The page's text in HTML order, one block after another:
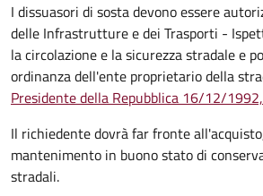
I dissuasori di sosta devono essere
delle Infrastrutture e dei Trasporti -
la circolazione e la sicurezza stradale e
ordinanza dell'ente proprietario della
Presidente della Repubblica 16/12/
Il richiedente dovrà far fronte
mantenimento in buono stato di
stradali.